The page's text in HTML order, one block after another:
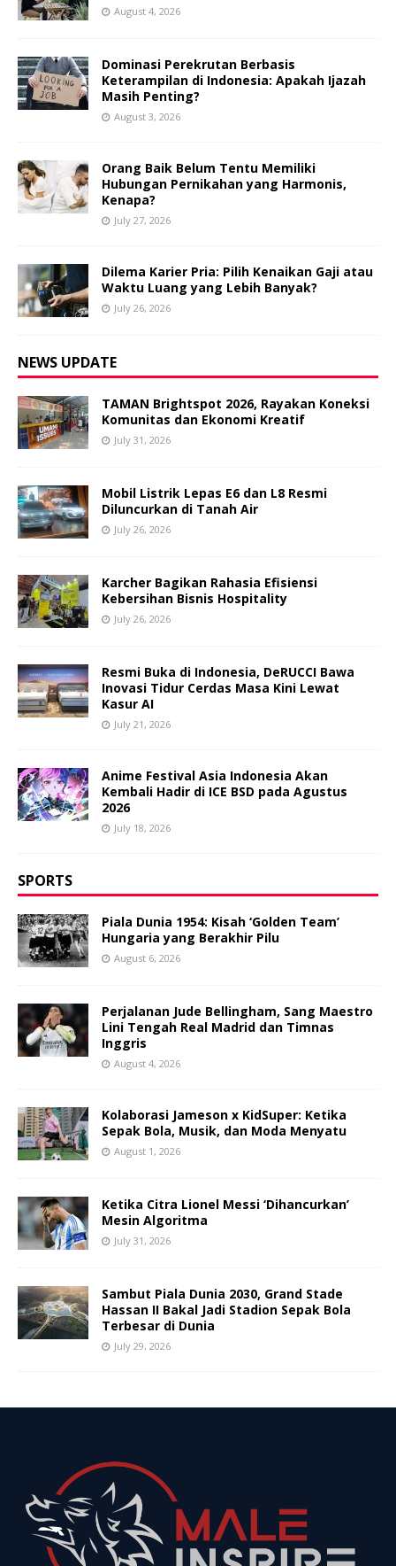
August 4, 2026
Dominasi Perekrutan Berbasis
Keterampilan di Indonesia: Apakah Ijazah
Masih Penting?
August 3, 2026
Orang Baik Belum Tentu Memiliki
Hubungan Pernikahan yang Harmonis,
Kenapa?
July 27, 2026
Dilema Karier Pria: Pilih Kenaikan Gaji atau
Waktu Luang yang Lebih Banyak?
July 26, 2026
NEWS UPDATE
TAMAN Brightspot 2026, Rayakan Koneksi
Komunitas dan Ekonomi Kreatif
July 31, 2026
Mobil Listrik Lepas E6 dan L8 Resmi
Diluncurkan di Tanah Air
July 26, 2026
Karcher Bagikan Rahasia Efisiensi
Kebersihan Bisnis Hospitality
July 26, 2026
Resmi Buka di Indonesia, DeRUCCI Bawa
Inovasi Tidur Cerdas Masa Kini Lewat
Kasur AI
July 21, 2026
Anime Festival Asia Indonesia Akan
Kembali Hadir di ICE BSD pada Agustus
2026
July 18, 2026
SPORTS
Piala Dunia 1954: Kisah ‘Golden Team’
Hungaria yang Berakhir Pilu
August 6, 2026
Perjalanan Jude Bellingham, Sang Maestro
Lini Tengah Real Madrid dan Timnas
Inggris
August 4, 2026
Kolaborasi Jameson x KidSuper: Ketika
Sepak Bola, Musik, dan Moda Menyatu
August 1, 2026
Ketika Citra Lionel Messi ‘Dihancurkan’
Mesin Algoritma
July 31, 2026
Sambut Piala Dunia 2030, Grand Stade
Hassan II Bakal Jadi Stadion Sepak Bola
Terbesar di Dunia
July 29, 2026